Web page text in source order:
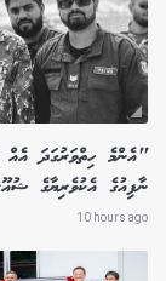
"އެންމެ ހިތްވަރުގަދަ
ނާފިއުގެ އެކުވެރިޔާގެ
10 hours ago